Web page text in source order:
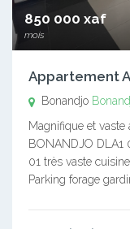
850 000 xaf
mois
Appartement
Bonandjo
Magnifique et
BONANDJO DLA1
01 très vaste
Parking forage